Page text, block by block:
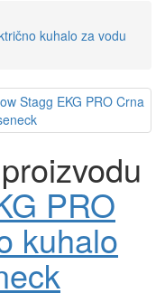
kuhalo za vodu
PRO
kuhalo